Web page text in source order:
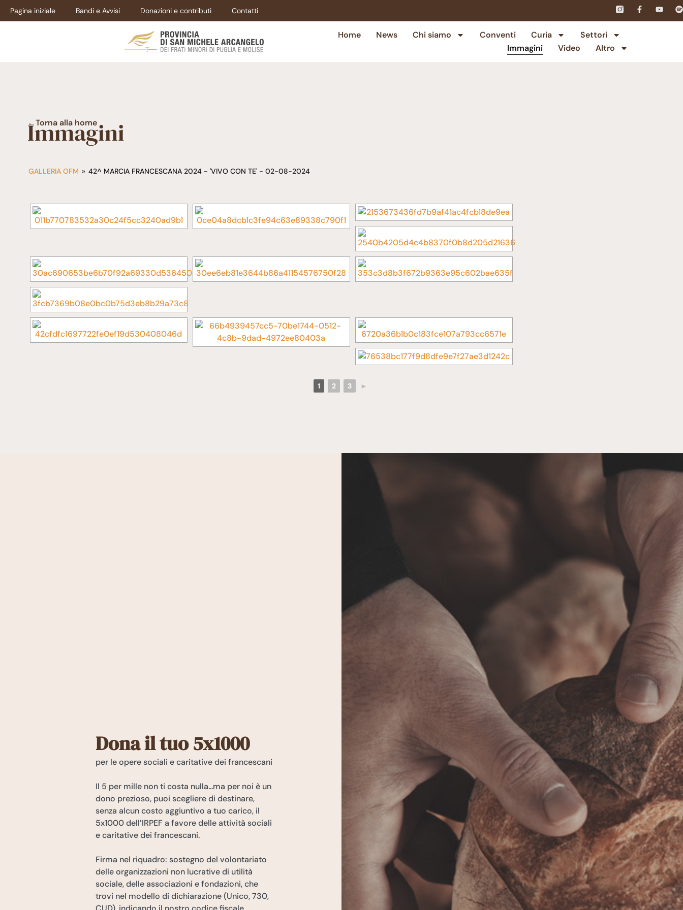
Pagina iniziale Bandi e Avvisi Donazioni e contributi Contatti
Home News Chi siamo Conventi Curia
Settori
Immagini
Video Altro
←Torna alla home
Immagini
GALLERIA OFM » 42^ MARCIA FRANCESCANA 2024 - 'VIVO CON TE' - 02-08-2024
1 2 3 ►
Dona il tuo 5x1000
per le opere sociali e caritative dei francescani
Il 5 per mille non ti costa nulla...ma per noi è un
dono prezioso, puoi scegliere di destinare,
senza alcun costo aggiuntivo a tuo carico, il
5x1000 dell’IRPEF a favore delle attività sociali
e caritative dei francescani.
Firma nel riquadro: sostegno del volontariato
delle organizzazioni non lucrative di utilità
sociale, delle associazioni e fondazioni, che
trovi nel modello di dichiarazione (Unico, 730,